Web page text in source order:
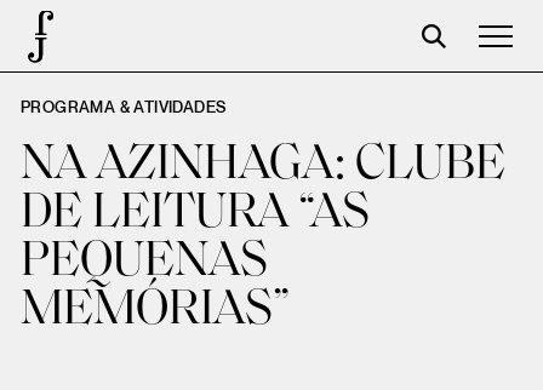
José Saramago
Programación
La Fundación
Aparceros
Centenario
PROGRAMA & ATIVIDADES
NA AZINHAGA: CLUBE
DE LEITURA “AS
PEQUENAS
MEMÓRIAS”